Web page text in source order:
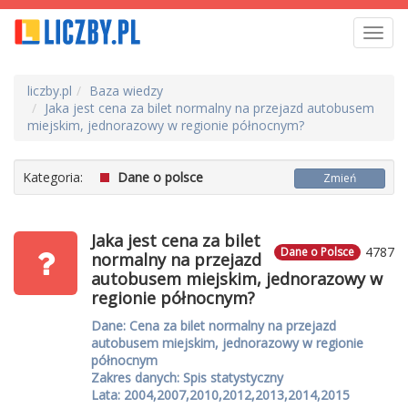
liczby.pl
Baza wiedzy
Jaka jest cena za bilet normalny na przejazd autobusem
miejskim, jednorazowy w regionie północnym?
Kategoria: Dane o polsce Zmień
4787
Dane o Polsce
Jaka jest cena za bilet
normalny na przejazd
autobusem miejskim, jednorazowy w
regionie północnym?
Dane: Cena za bilet normalny na przejazd
autobusem miejskim, jednorazowy w regionie
północnym
Zakres danych: Spis statystyczny
Lata: 2004,2007,2010,2012,2013,2014,2015